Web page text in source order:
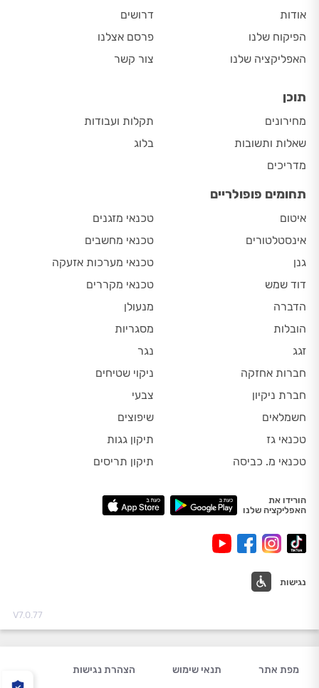
אודות
הפיקוח שלנו
האפליקציה שלנו
דרושים
פרסם אצלנו
צור קשר
תוכן
מחירונים
שאלות ותשובות
מדריכים
תקלות ועבודות
בלוג
תחומים פופולריים
איטום
אינסטלטורים
גנן
דוד שמש
הדברה
הובלות
זגג
חברות אחזקה
חברת ניקיון
חשמלאים
טכנאי גז
טכנאי מ. כביסה
טכנאי מזגנים
טכנאי מחשבים
טכנאי מערכות אזעקה
טכנאי מקררים
מנעולן
מסגריות
נגר
ניקוי שטיחים
צבעי
שיפוצים
תיקון גגות
תיקון תריסים
הורידו את
האפליקציה שלנו
נגישות
V7.0.77
מפת אתר תנאי שימוש
הצהרת נגישות